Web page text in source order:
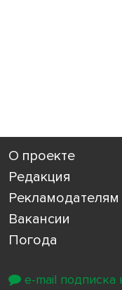
О проекте
Редакция
Рекламодателям
Вакансии
Погода
e-mail подписка